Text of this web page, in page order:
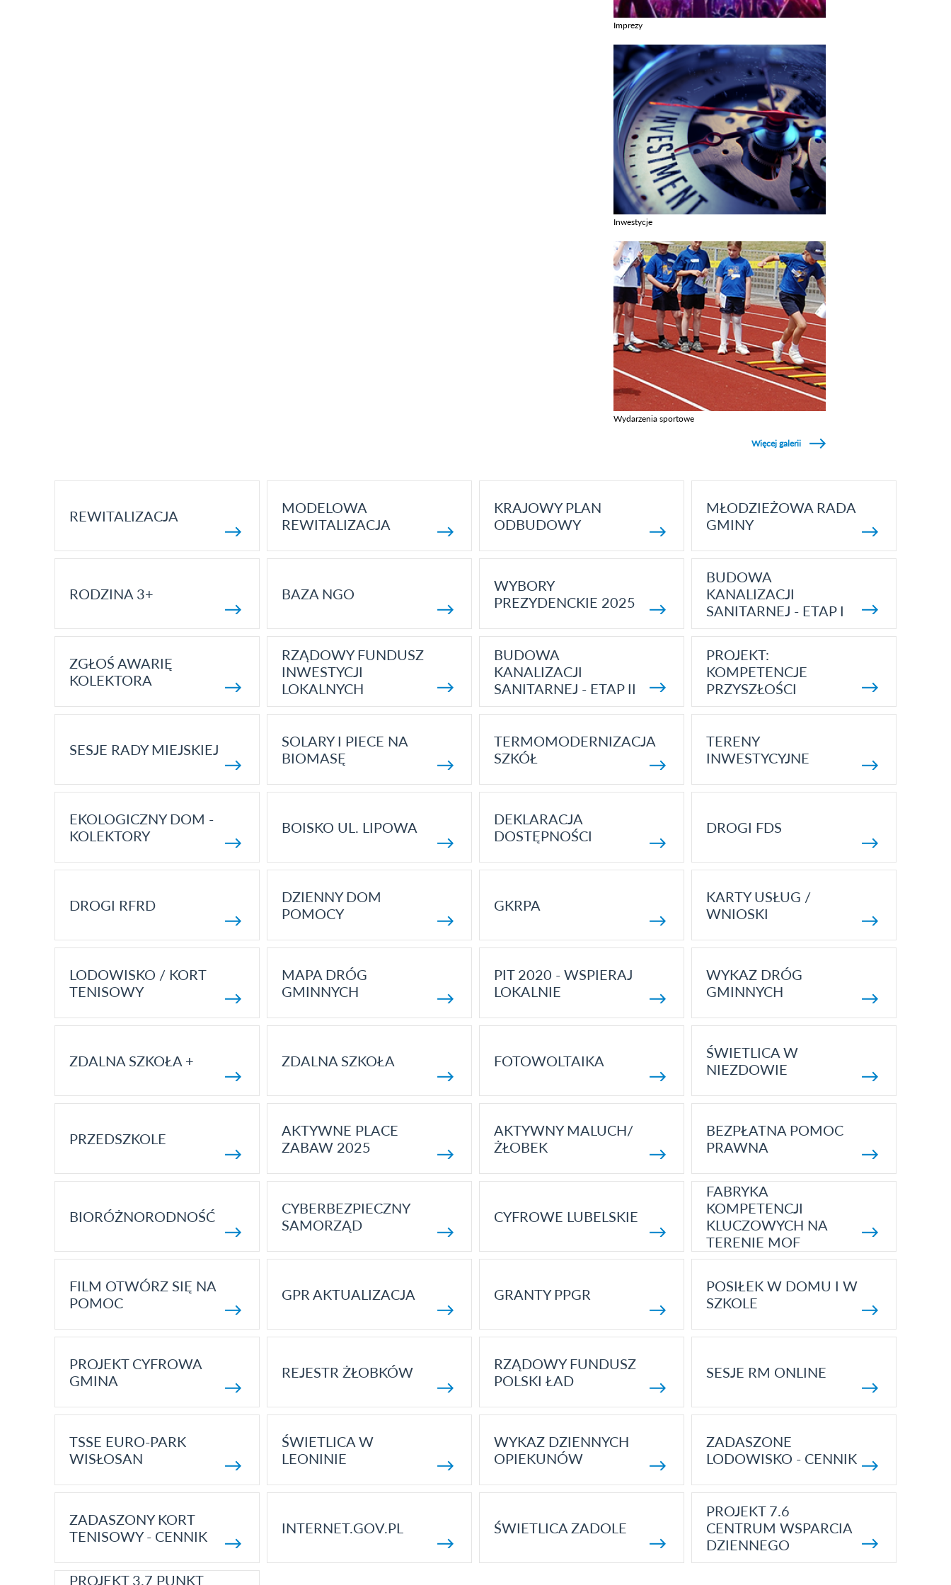
Imprezy
Inwestycje
Wydarzenia sportowe
Więcej galerii
REWITALIZACJA
MODELOWA
REWITALIZACJA
KRAJOWY PLAN
ODBUDOWY
MŁODZIEŻOWA RADA
GMINY
RODZINA 3+ BAZA NGO
WYBORY
PREZYDENCKIE 2025
BUDOWA
KANALIZACJI
SANITARNEJ - ETAP I
ZGŁOŚ AWARIĘ
KOLEKTORA
RZĄDOWY FUNDUSZ
INWESTYCJI
LOKALNYCH
BUDOWA
KANALIZACJI
SANITARNEJ - ETAP II
PROJEKT:
KOMPETENCJE
PRZYSZŁOŚCI
SESJE RADY MIEJSKIEJ
SOLARY I PIECE NA
BIOMASĘ
TERMOMODERNIZACJA
SZKÓŁ
TERENY
INWESTYCYJNE
EKOLOGICZNY DOM -
KOLEKTORY
BOISKO UL. LIPOWA
DEKLARACJA
DOSTĘPNOŚCI
DROGI FDS
DROGI RFRD
DZIENNY DOM
POMOCY
GKRPA
KARTY USŁUG /
WNIOSKI
LODOWISKO / KORT
TENISOWY
MAPA DRÓG
GMINNYCH
PIT 2020 - WSPIERAJ
LOKALNIE
WYKAZ DRÓG
GMINNYCH
ZDALNA SZKOŁA + ZDALNA SZKOŁA FOTOWOLTAIKA
ŚWIETLICA W
NIEZDOWIE
PRZEDSZKOLE
AKTYWNE PLACE
ZABAW 2025
AKTYWNY MALUCH/
ŻŁOBEK
BEZPŁATNA POMOC
PRAWNA
BIORÓŻNORODNOŚĆ
CYBERBEZPIECZNY
SAMORZĄD
CYFROWE LUBELSKIE
FABRYKA
KOMPETENCJI
KLUCZOWYCH NA
TERENIE MOF
FILM OTWÓRZ SIĘ NA
POMOC
GPR AKTUALIZACJA GRANTY PPGR
POSIŁEK W DOMU I W
SZKOLE
PROJEKT CYFROWA
GMINA
REJESTR ŻŁOBKÓW
RZĄDOWY FUNDUSZ
POLSKI ŁAD
SESJE RM ONLINE
TSSE EURO-PARK
WISŁOSAN
ŚWIETLICA W
LEONINIE
WYKAZ DZIENNYCH
OPIEKUNÓW
ZADASZONE
LODOWISKO - CENNIK
ZADASZONY KORT
TENISOWY - CENNIK
INTERNET.GOV.PL ŚWIETLICA ZADOLE
PROJEKT 7.6
CENTRUM WSPARCIA
DZIENNEGO
PROJEKT 3.7 PUNKT